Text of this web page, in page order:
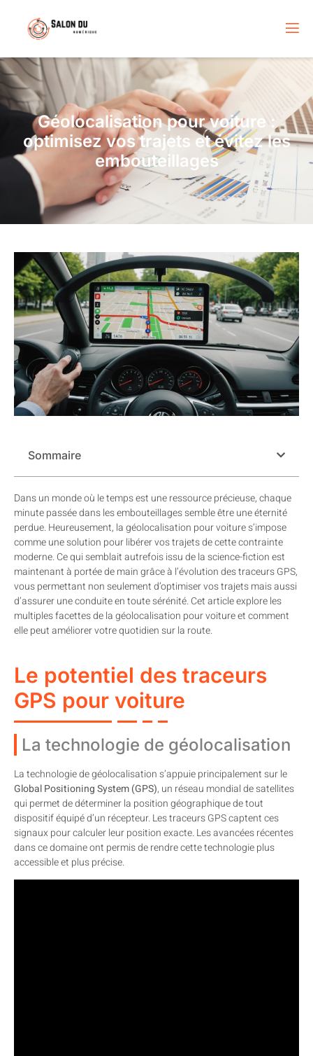
Géolocalisation pour voiture :
optimisez vos trajets et évitez les
embouteillages
Sommaire
Dans un monde où le temps est une ressource précieuse, chaque
minute passée dans les embouteillages semble être une éternité
perdue. Heureusement, la géolocalisation pour voiture s’impose
comme une solution pour libérer vos trajets de cette contrainte
moderne. Ce qui semblait autrefois issu de la science-fiction est
maintenant à portée de main grâce à l’évolution des traceurs GPS,
vous permettant non seulement d’optimiser vos trajets mais aussi
d’assurer une conduite en toute sérénité. Cet article explore les
multiples facettes de la géolocalisation pour voiture et comment
elle peut améliorer votre quotidien sur la route.
Le potentiel des traceurs
GPS pour voiture
La technologie de géolocalisation
La technologie de géolocalisation s’appuie principalement sur le
Global Positioning System (GPS), un réseau mondial de satellites
qui permet de déterminer la position géographique de tout
dispositif équipé d’un récepteur. Les traceurs GPS captent ces
signaux pour calculer leur position exacte. Les avancées récentes
dans ce domaine ont permis de rendre cette technologie plus
accessible et plus précise.